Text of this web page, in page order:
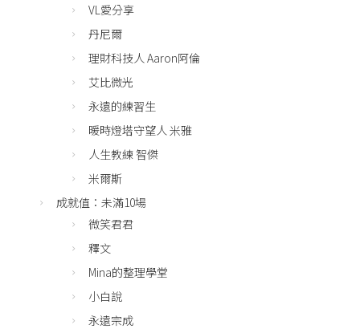
VL愛分享
丹尼爾
理財科技人 Aaron阿倫
艾比微光
永遠的練習生
暖時燈塔守望人 米雅
人生教練 智傑
米爾斯
成就值：未滿10場
微笑君君
釋文
Mina的整理學堂
小白說
永遠宗成